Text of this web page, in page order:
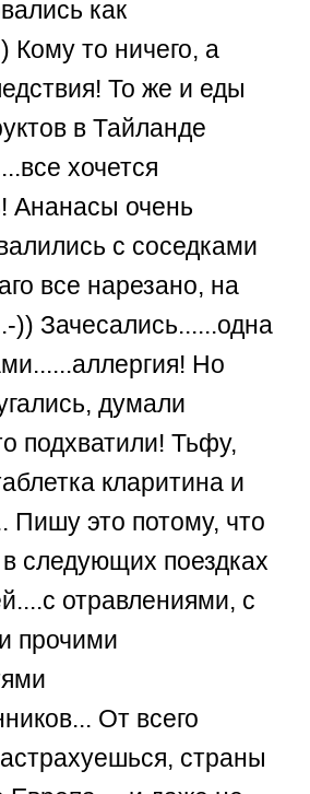
как
Кому то ничего, а
То же и еды
в Тайланде
хочется
Ананасы очень
с соседками
все нарезано, на
)) Зачесались......одна
Но
думали
подхватили! Тьфу,
кларитина и
Пишу это потому, что
следующих поездках
отравлениями, с
прочими
От всего
страны